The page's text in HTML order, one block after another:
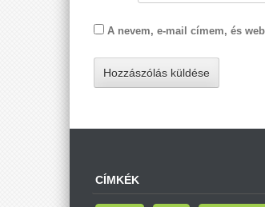
A nevem, e-mail címem, és
CÍMKÉK